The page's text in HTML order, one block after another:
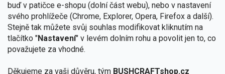
buď v patičce e-shopu (dolní část webu), nebo v nastavení
svého prohlížeče (Chrome, Explorer, Opera, Firefox a další).
Stejně tak můžete svůj souhlas modifikovat kliknutím na
tlačítko "Nastavení" v levém dolním rohu a povolit jen to, co
považujete za vhodné.
Děkujeme za vaši důvěru, tým BUSHCRAFTshop.cz
podmínkami ochrany osobních údajů